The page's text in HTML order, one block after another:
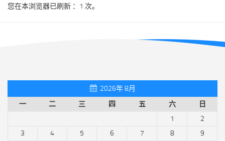
您在本浏览器已刷新 ：1 次。
2026年 8月
一
二 三 四 五 六 日
1
2
3
4 5 6 7 8
9